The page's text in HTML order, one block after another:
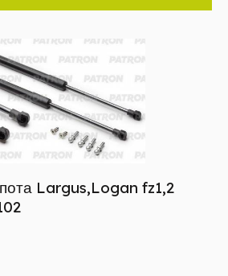
Largus,Logan fz1,2